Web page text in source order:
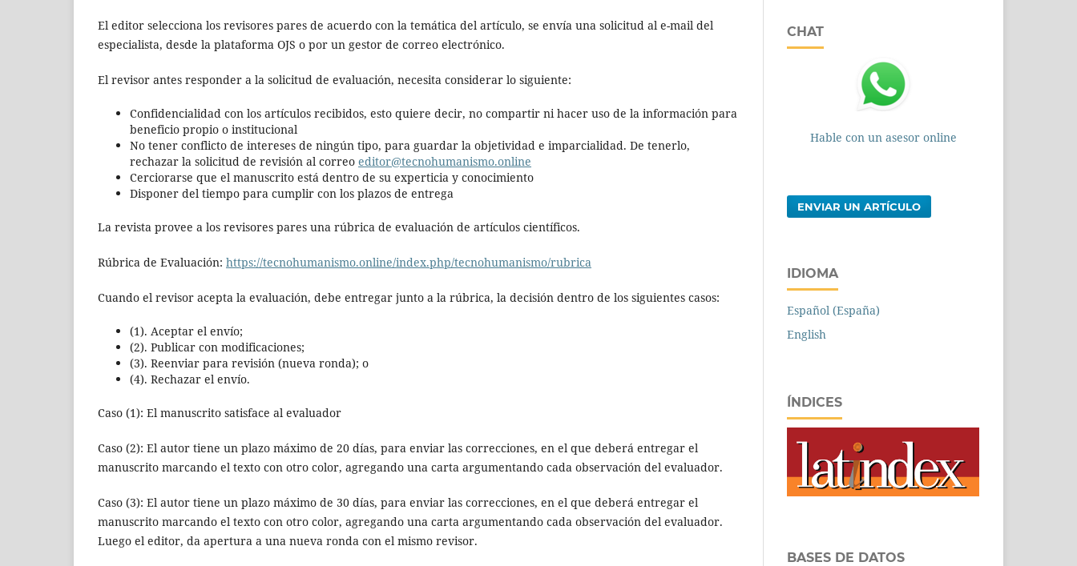
El editor selecciona los revisores pares de acuerdo con la temática del artículo, se envía una solicitud al e-mail del
especialista, desde la plataforma OJS o por un gestor de correo electrónico.
El revisor antes responder a la solicitud de evaluación, necesita considerar lo siguiente:
Confidencialidad con los artículos recibidos, esto quiere decir, no compartir ni hacer uso de la información para
beneficio propio o institucional
No tener conflicto de intereses de ningún tipo, para guardar la objetividad e imparcialidad. De tenerlo,
rechazar la solicitud de revisión al correo editor@tecnohumanismo.online
Cerciorarse que el manuscrito está dentro de su experticia y conocimiento
Disponer del tiempo para cumplir con los plazos de entrega
La revista provee a los revisores pares una rúbrica de evaluación de artículos científicos.
Rúbrica de Evaluación: https://tecnohumanismo.online/index.php/tecnohumanismo/rubrica
Cuando el revisor acepta la evaluación, debe entregar junto a la rúbrica, la decisión dentro de los siguientes casos:
(1). Aceptar el envío;
(2). Publicar con modificaciones;
(3). Reenviar para revisión (nueva ronda); o
(4). Rechazar el envío.
Caso (1): El manuscrito satisface al evaluador
Caso (2): El autor tiene un plazo máximo de 20 días, para enviar las correcciones, en el que deberá entregar el
manuscrito marcando el texto con otro color, agregando una carta argumentando cada observación del evaluador.
Caso (3): El autor tiene un plazo máximo de 30 días, para enviar las correcciones, en el que deberá entregar el
manuscrito marcando el texto con otro color, agregando una carta argumentando cada observación del evaluador.
Luego el editor, da apertura a una nueva ronda con el mismo revisor.
CHAT
Hable con un asesor online
ENVIAR UN ARTÍCULO
IDIOMA
Español (España)
English
ÍNDICES
BASES DE DATOS